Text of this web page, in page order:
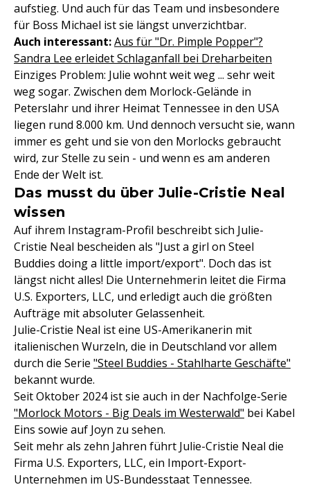
aufstieg. Und auch für das Team und insbesondere
für Boss Michael ist sie längst unverzichtbar.
Auch interessant:Aus für "Dr. Pimple Popper"?
Sandra Lee erleidet Schlaganfall bei Dreharbeiten
Einziges Problem: Julie wohnt weit weg ... sehr weit
weg sogar. Zwischen dem Morlock-Gelände in
Peterslahr und ihrer Heimat Tennessee in den USA
liegen rund 8.000 km. Und dennoch versucht sie, wann
immer es geht und sie von den Morlocks gebraucht
wird, zur Stelle zu sein - und wenn es am anderen
Ende der Welt ist.
Das musst du über Julie-Cristie Neal
wissen
Auf ihrem Instagram-Profil beschreibt sich Julie-
Cristie Neal bescheiden als "Just a girl on Steel
Buddies doing a little import/export". Doch das ist
längst nicht alles! Die Unternehmerin leitet die Firma
U.S. Exporters, LLC, und erledigt auch die größten
Aufträge mit absoluter Gelassenheit.
Julie-Cristie Neal ist eine US-Amerikanerin mit
italienischen Wurzeln, die in Deutschland vor allem
durch die Serie "Steel Buddies - Stahlharte Geschäfte"
bekannt wurde.
Seit Oktober 2024 ist sie auch in der Nachfolge-Serie
"Morlock Motors - Big Deals im Westerwald" bei Kabel
Eins sowie auf Joyn zu sehen.
Seit mehr als zehn Jahren führt Julie-Cristie Neal die
Firma U.S. Exporters, LLC, ein Import-Export-
Unternehmen im US-Bundesstaat Tennessee.